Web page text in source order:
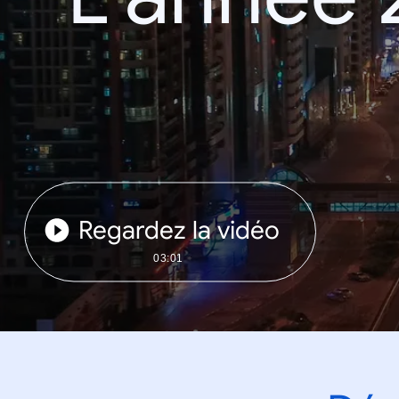
Regardez la vidéo
03:01